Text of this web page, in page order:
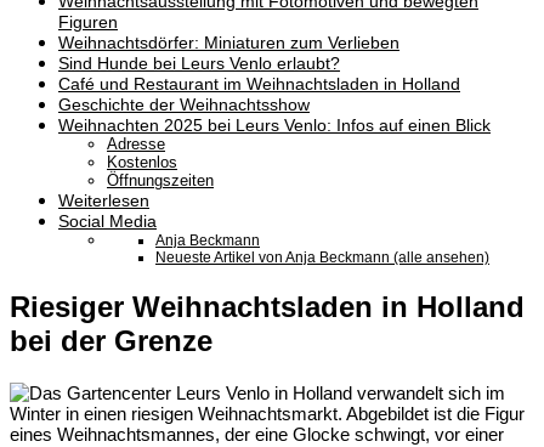
Figuren
Weihnachtsdörfer: Miniaturen zum Verlieben
Sind Hunde bei Leurs Venlo erlaubt?
Café und Restaurant im Weihnachtsladen in Holland
Geschichte der Weihnachtsshow
Weihnachten 2025 bei Leurs Venlo: Infos auf einen Blick
Adresse
Kostenlos
Öffnungszeiten
Weiterlesen
Social Media
Anja Beckmann
Neueste Artikel von Anja Beckmann (alle ansehen)
Riesiger Weihnachtsladen in Holland
bei der Grenze